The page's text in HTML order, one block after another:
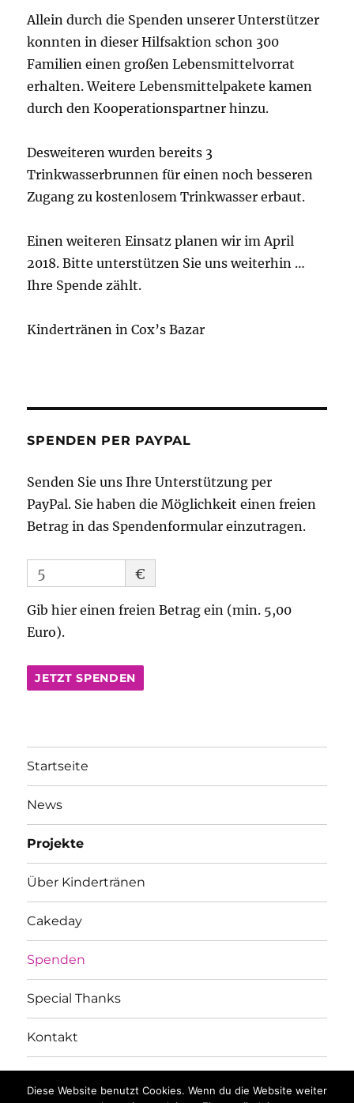
Allein durch die Spenden unserer Unterstützer
konnten in dieser Hilfsaktion schon 300
Familien einen großen Lebensmittelvorrat
erhalten. Weitere Lebensmittelpakete kamen
durch den Kooperationspartner hinzu.
Desweiteren wurden bereits 3
Trinkwasserbrunnen für einen noch besseren
Zugang zu kostenlosem Trinkwasser erbaut.
Einen weiteren Einsatz planen wir im April
2018. Bitte unterstützen Sie uns weiterhin …
Ihre Spende zählt.
Kindertränen in Cox’s Bazar
SPENDEN PER PAYPAL
Senden Sie uns Ihre Unterstützung per
PayPal. Sie haben die Möglichkeit einen freien
Betrag in das Spendenformular einzutragen.
€
Gib hier einen freien Betrag ein (min. 5,00
Euro).
JETZT SPENDEN
Startseite
News
Projekte
Über Kindertränen
Cakeday
Spenden
Special Thanks
Kontakt
FacebookInstagram
Diese Website benutzt Cookies. Wenn du die Website weiter